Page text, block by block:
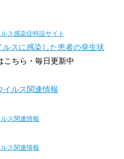
ス感染症特設サイト
ルスに感染した患者の発生状
こちら・毎日更新中
イルス関連情報
ス関連情報
ス関連情報